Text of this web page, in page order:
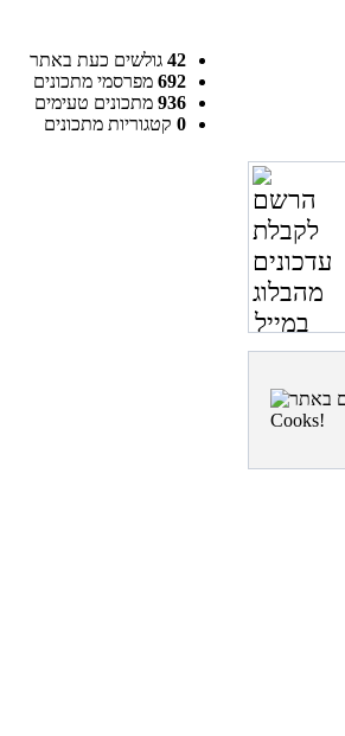
42 גולשים כעת באתר
692 מפרסמי מתכונים
936 מתכונים טעימים
0 קטגוריות מתכונים